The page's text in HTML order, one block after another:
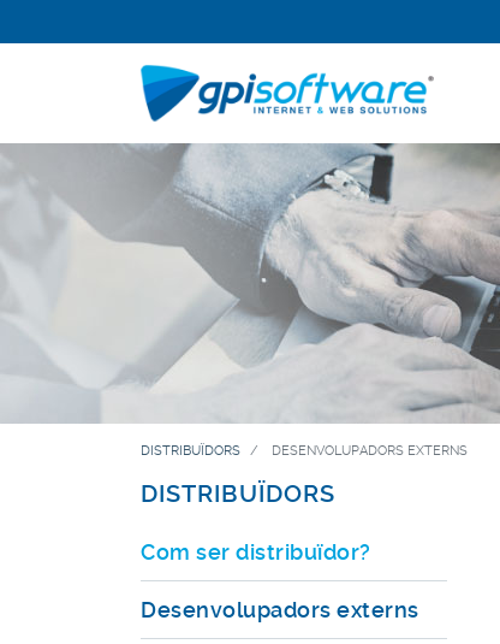
DISTRIBUÏDORS DESENVOLUPADORS EXTERNS
DISTRIBUÏDORS
Com ser distribuïdor?
Desenvolupadors externs